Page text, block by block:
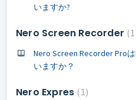
いますか?
Nero Screen Recorder 1
Nero Screen Recorder Pro
いますか？
Nero Expres 1